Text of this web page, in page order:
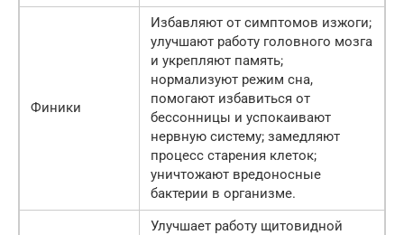
Финики
Избавляют от симптомов изжоги;
улучшают работу головного мозга
и укрепляют память;
нормализуют режим сна,
помогают избавиться от
бессонницы и успокаивают
нервную систему; замедляют
процесс старения клеток;
уничтожают вредоносные
бактерии в организме.
Улучшает работу щитовидной